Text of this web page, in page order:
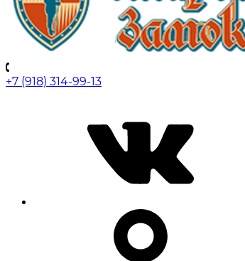
+7 (918) 314-99-13